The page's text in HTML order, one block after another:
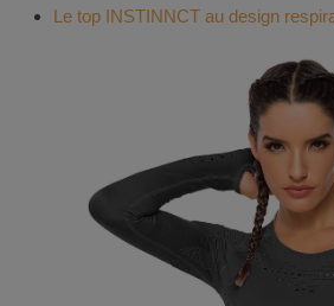
Le top INSTINNCT au design